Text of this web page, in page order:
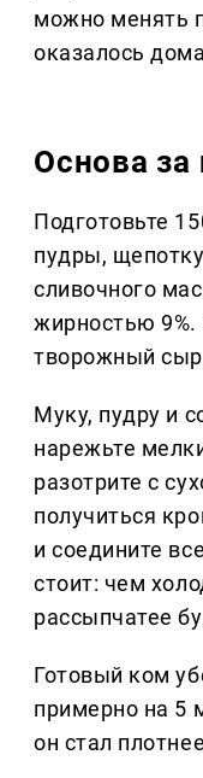
можно менять
оказалось
Основа за
Подготовьте
пудры,
сливочного
жирностью 9%.
творожный
Муку, пудру и
нарежьте
разотрите с
получиться
и соедините
стоит: чем
рассыпчатее
Готовый ком
примерно на 5
он стал